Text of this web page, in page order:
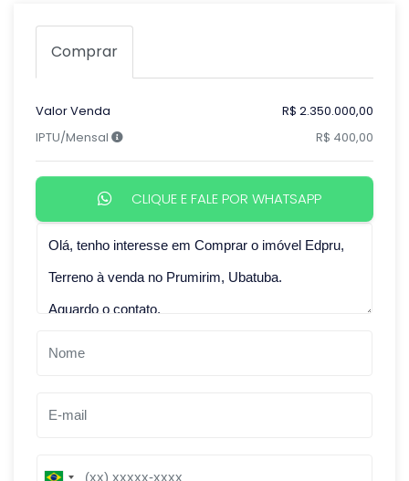
Comprar
Valor Venda
R$ 2.350.000,00
IPTU/Mensal
R$ 400,00
CLIQUE E FALE POR WHATSAPP